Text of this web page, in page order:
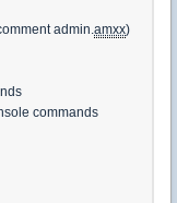
admin.amxx)
commands